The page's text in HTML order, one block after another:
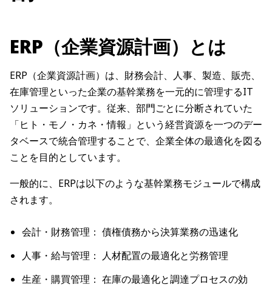
ERP（企業資源計画）とは
ERP（企業資源計画）は、財務会計、人事、製造、販売、
在庫管理といった企業の基幹業務を一元的に管理するIT
ソリューションです。従来、部門ごとに分断されていた
「ヒト・モノ・カネ・情報」という経営資源を一つのデー
タベースで統合管理することで、企業全体の最適化を図る
ことを目的としています。
一般的に、ERPは以下のような基幹業務モジュールで構成
されます。
会計・財務管理： 債権債務から決算業務の迅速化
人事・給与管理： 人材配置の最適化と労務管理
生産・購買管理： 在庫の最適化と調達プロセスの効